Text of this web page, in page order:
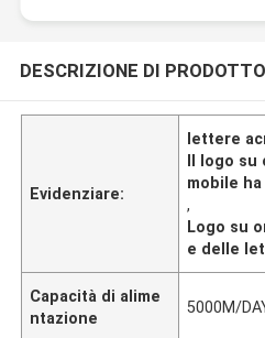
DESCRIZIONE DI PRODOTTO
Evidenziare:
lettere
Il logo su
mobile
,
Logo su
e delle
Capacità di alime
ntazione
5000M/